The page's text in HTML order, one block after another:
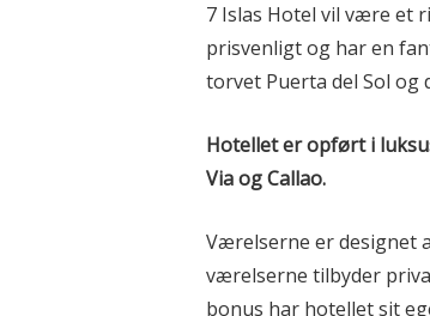
7 Islas Hotel vil være et
prisvenligt og har en
torvet Puerta del Sol og
Hotellet er opført i
Via og Callao.
Værelserne er designet
værelserne tilbyder
bonus har hotellet sit